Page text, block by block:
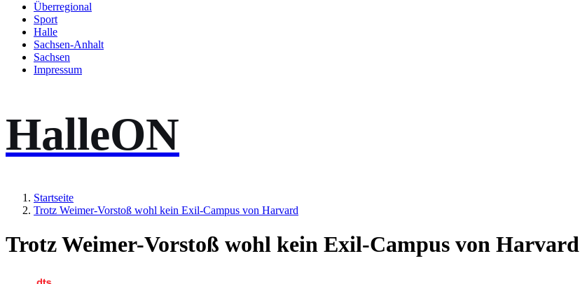
Überregional
Sport
Halle
Sachsen-Anhalt
Sachsen
Impressum
HalleON
Startseite
Trotz Weimer-Vorstoß wohl kein Exil-Campus von Harvard
Trotz Weimer-Vorstoß wohl kein Exil-Campus von Harvard